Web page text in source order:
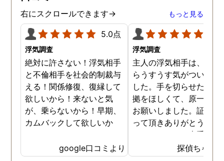
証拠を掴んでくれました。
調査内容も料金も納得。何
より、信頼できます。 私
に、一歩踏み出す勇気と戦
う力を与えてくれた旭法さ
んには感謝しています。
右にスクロールできます→ もっと見る
5.0点
浮気調査
絶対に許さない！浮気相手
と不倫相手を社会的制裁与
える！関係修復、復縁して
欲しいから！来ないと気
が、乗らないから！早期、
カムバックして欲しいか
google口コミより
浮気調査
主人の浮気相手は、以前
らうすうす気がついてい
した。手を切らせたくて
拠をほしくて、原一さん
お願いしました。証拠を
って頂きありがとうござ
ました。やはり大手の会
は違いますね。探偵ちゃん